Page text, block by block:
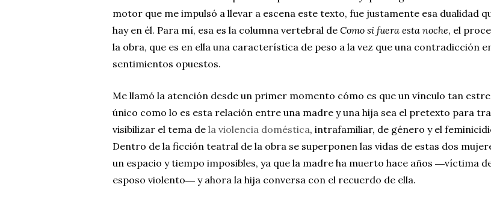
motor que me impulsó a llevar a escena este texto, fue justamente esa dualidad
hay en él. Para mí, esa es la columna vertebral de Como si fuera esta noche, el
la obra, que es en ella una característica de peso a la vez que una contradicción
sentimientos opuestos.
Me llamó la atención desde un primer momento cómo es que un vínculo tan
único como lo es esta relación entre una madre y una hija sea el pretexto para
visibilizar el tema de la violencia doméstica, intrafamiliar, de género y el
Dentro de la ficción teatral de la obra se superponen las vidas de estas dos
un espacio y tiempo imposibles, ya que la madre ha muerto hace años ―víctima
esposo violento― y ahora la hija conversa con el recuerdo de ella.